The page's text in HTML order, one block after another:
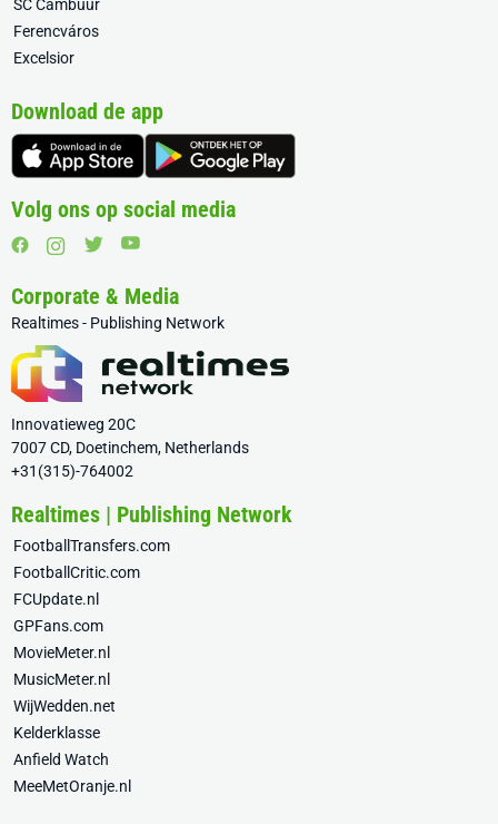
SC Cambuur
Ferencváros
Excelsior
Download de app
Volg ons op social media
Corporate & Media
Realtimes - Publishing Network
Innovatieweg 20C
7007 CD, Doetinchem, Netherlands
+31(315)-764002
Realtimes | Publishing Network
FootballTransfers.com
FootballCritic.com
FCUpdate.nl
GPFans.com
MovieMeter.nl
MusicMeter.nl
WijWedden.net
Kelderklasse
Anfield Watch
MeeMetOranje.nl